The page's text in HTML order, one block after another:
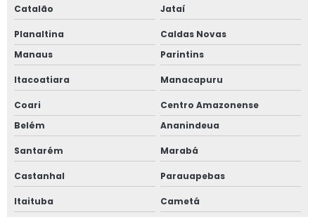
Catalão Jataí
Planaltina
Caldas Novas
Manaus
Parintins
Itacoatiara Manacapuru
Coari
Centro Amazonense
Belém
Ananindeua
Santarém Marabá
Castanhal Parauapebas
Itaituba Cametá